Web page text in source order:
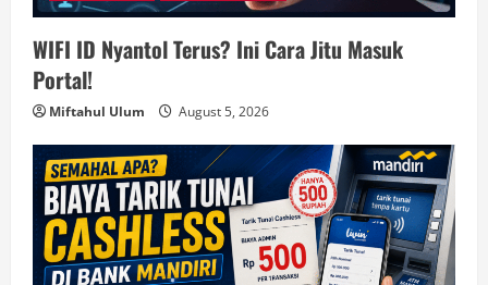
WIFI ID Nyantol Terus? Ini Cara Jitu Masuk
Portal!
Miftahul Ulum August 5, 2026